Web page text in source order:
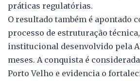
práticas regulatórias.
O resultado também é apontado
processo de estruturação
institucional desenvolvido pela
meses. A conquista é
Porto Velho e evidencia o